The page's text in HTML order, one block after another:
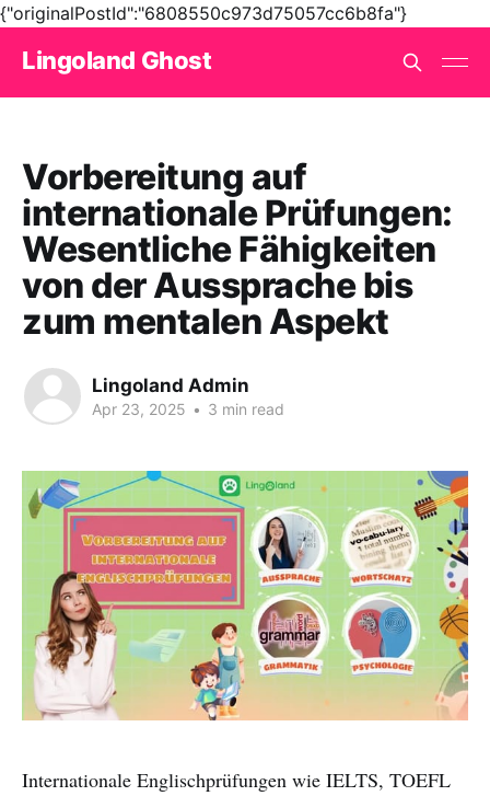
{"originalPostId":"6808550c973d75057cc6b8fa"}
Lingoland Ghost
Vorbereitung auf
internationale Prüfungen:
Wesentliche Fähigkeiten
von der Aussprache bis
zum mentalen Aspekt
Lingoland Admin
Apr 23, 2025 • 3 min read
Internationale Englischprüfungen wie IELTS, TOEFL